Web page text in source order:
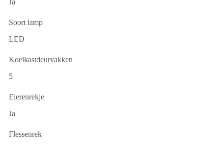
Ja
Soort lamp
LED
Koelkastdeurvakken
5
Eierenrekje
Ja
Flessenrek